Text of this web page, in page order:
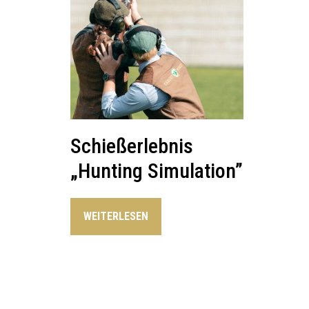
Schießerlebnis
„Hunting Simulation”
WEITERLESEN